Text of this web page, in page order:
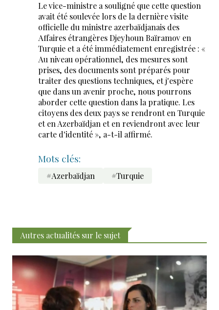
Le vice-ministre a souligné que cette question
avait été soulevée lors de la dernière visite
officielle du ministre azerbaïdjanais des
Affaires étrangères Djeyhoun Baïramov en
Turquie et a été immédiatement enregistrée : «
Au niveau opérationnel, des mesures sont
prises, des documents sont préparés pour
traiter des questions techniques, et j'espère
que dans un avenir proche, nous pourrons
aborder cette question dans la pratique. Les
citoyens des deux pays se rendront en Turquie
et en Azerbaïdjan et en reviendront avec leur
carte d'identité », a-t-il affirmé.
Mots clés:
#Azerbaïdjan #Turquie
Autres actualités sur le sujet